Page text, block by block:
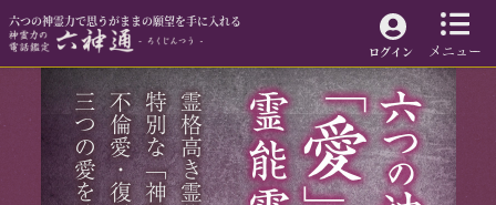
メニュー
六つの神霊力で思うがままの願望を手に入れる
ログイン